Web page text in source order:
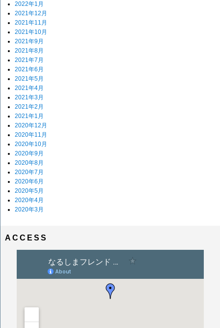
2022年1月
2021年12月
2021年11月
2021年10月
2021年9月
2021年8月
2021年7月
2021年6月
2021年5月
2021年4月
2021年3月
2021年2月
2021年1月
2020年12月
2020年11月
2020年10月
2020年9月
2020年8月
2020年7月
2020年6月
2020年5月
2020年4月
2020年3月
ACCESS